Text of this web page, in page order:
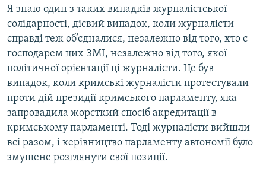
Я знаю один з таких випадків журналістської
солідарності, дієвий випадок, коли журналісти
справді теж об’єдналися, незалежно від того, хто є
господарем цих ЗМІ, незалежно від того, якої
політичної орієнтації ці журналісти. Це був
випадок, коли кримські журналісти протестували
проти дій президії кримського парламенту, яка
запровадила жорсткий спосіб акредитації в
кримському парламенті. Тоді журналісти вийшли
всі разом, і керівництво парламенту автономії було
змушене розглянути свої позиції.